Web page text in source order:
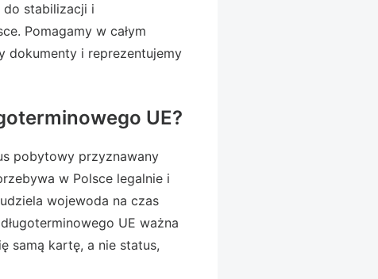
do stabilizacji i
Pomagamy w całym
dokumenty i reprezentujemy
UE?
pobytowy przyznawany
w Polsce legalnie i
wojewoda na czas
UE ważna
samą kartę, a nie status,